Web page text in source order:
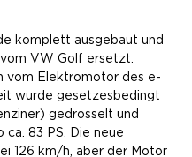
komplett ausgebaut und
VW Golf ersetzt.
vom Elektromotor des e-
wurde gesetzesbedingt
gedrosselt und
ca. 83 PS. Die neue
126 km/h, aber der Motor